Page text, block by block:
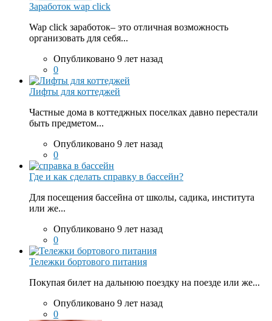
Заработок wap click
Wap click заработок– это отличная возможность
организовать для себя...
Опубликовано 9 лет назад
0
Лифты для коттеджей
Частные дома в коттеджных поселках давно перестали
быть предметом...
Опубликовано 9 лет назад
0
Где и как сделать справку в бассейн?
Для посещения бассейна от школы, садика, института
или же...
Опубликовано 9 лет назад
0
Тележки бортового питания
Покупая билет на дальнюю поездку на поезде или же...
Опубликовано 9 лет назад
0